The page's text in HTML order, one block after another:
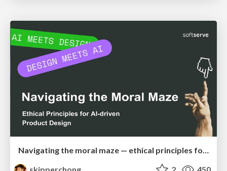
Navigating the moral maze — ethical principles for Al-driven product design